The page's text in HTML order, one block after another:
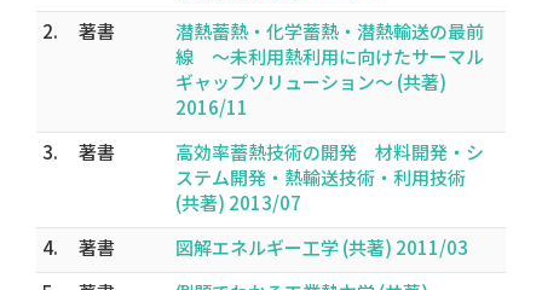
2.
著書
潜熱蓄熱・化学蓄熱・潜熱輸送の最前
線 ～未利用熱利用に向けたサーマル
ギャップソリューション～ (共著)
2016/11
3.
著書
高効率蓄熱技術の開発 材料開発・シ
ステム開発・熱輸送技術・利用技術
(共著) 2013/07
4.
著書
図解エネルギー工学 (共著) 2011/03